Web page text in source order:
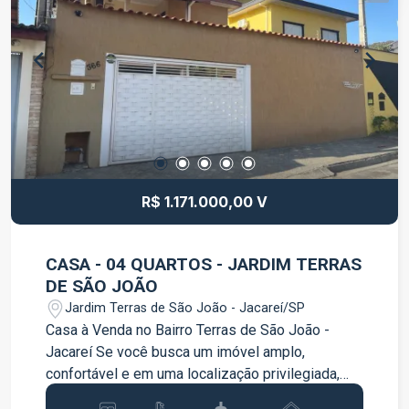
comércios e serviços da região. Entre em contato
para mais informações e agende uma visita.
R$ 1.171.000,00 V
CASA - 04 QUARTOS - JARDIM TERRAS
DE SÃO JOÃO
Jardim Terras de São João - Jacareí/SP
Casa à Venda no Bairro Terras de São João -
Jacareí Se você busca um imóvel amplo,
confortável e em uma localização privilegiada,
esta é a oportunidade perfeita! Localizada no